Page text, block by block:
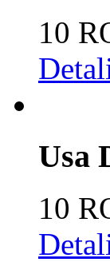
10
Usa
10